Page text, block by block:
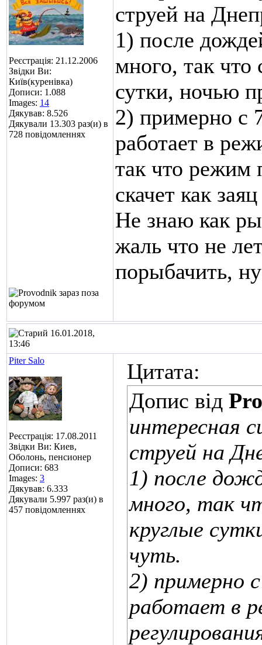
Реєстрація: 21.12.2006
Звідки Ви:
Київ(куренівка)
Дописи: 1.088
Images: 14
Дякував: 8.526
Дякували 13.303 раз(и) в
728 повідомленнях
струей на
1) после
много, так
сутки, ночью
2) примерно с
работает в
так что режим
скачет как
Не знаю как
жаль что не
порыбачить,
16.01.2018,
13:46
Piter Salo
Реєстрація: 17.08.2011
Звідки Ви: Киев,
Оболонь, пенсионер
Дописи: 683
Images: 3
Дякував: 6.333
Дякували 5.997 раз(и) в
457 повідомленнях
Цитата:
Допис від
интересная
струей на
1) после
много, так
круглые
чуть.
2) примерно
работает в